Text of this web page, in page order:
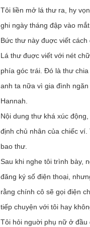
Tôi liền mở lá thư ra, hy
ghi ngày tháng đập vào
Bức thư này đuợc viết
Lá thư đuợc viết với nét
phía góc trái. Đó là thư
anh ta nữa vì gia đình
Hannah.
Nội dung thư khá xúc
định chủ nhân của chiếc
bao thư.
Sau khi nghe tôi trình bày,
đăng ký số điện thoại,
rằng chính cô sẽ gọi điện
tiếp chuyện với tôi hay
Tôi hỏi nguời phụ nữ ở đầu